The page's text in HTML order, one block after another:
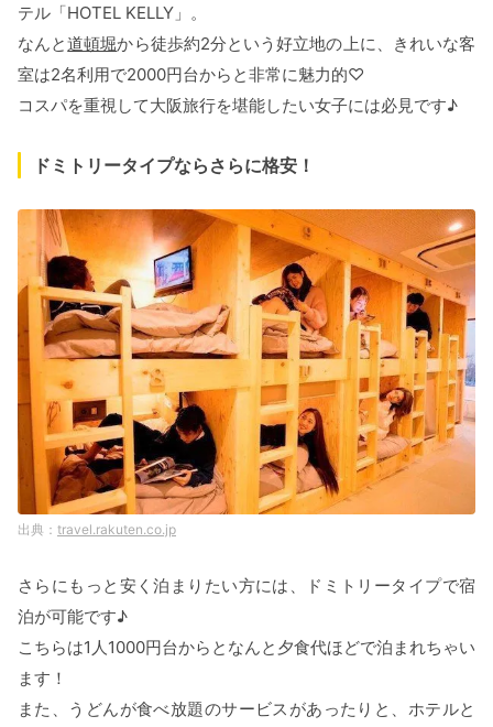
テル「HOTEL KELLY」。
なんと道頓堀から徒歩約2分という好立地の上に、きれいな客
室は2名利用で2000円台からと非常に魅力的♡
コスパを重視して大阪旅行を堪能したい女子には必見です♪
ドミトリータイプならさらに格安！
travel.rakuten.co.jp
さらにもっと安く泊まりたい方には、ドミトリータイプで宿
泊が可能です♪
こちらは1人1000円台からとなんと夕食代ほどで泊まれちゃい
ます！
また、うどんが食べ放題のサービスがあったりと、ホテルと